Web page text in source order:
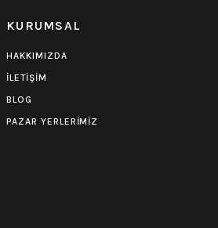
KURUMSAL
HAKKIMIZDA
İLETİŞİM
BLOG
PAZAR YERLERİMİZ